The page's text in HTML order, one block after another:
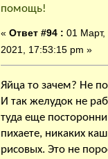
помощь!
« Ответ #94 : 01 Март,
2021, 17:53:15 pm »
Яйца то зачем? Не
И так желудок не
туда еще
пихаете, никаких
рисовых. Это не